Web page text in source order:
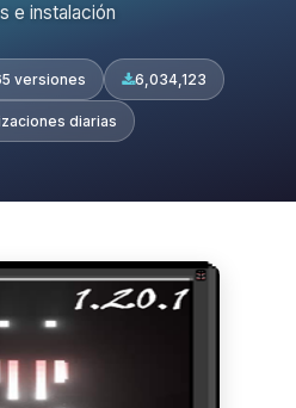
e instalación
versiones 6,034,123
diarias